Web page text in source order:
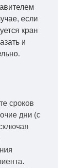
если
кран
и
сроков
дни (с